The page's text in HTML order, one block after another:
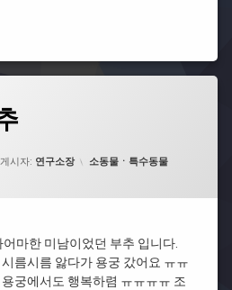
네요…
업데이트 날짜: 2021년 07월 29일
게시자: 연구소장 카테고리:
소동물ㆍ특수동물
마한 미남이었던 부추 입니다.
름시름 앓다가 용궁 갔어요 ㅠㅠ
궁에서도 행복하렴 ㅠㅠㅠㅠ 조